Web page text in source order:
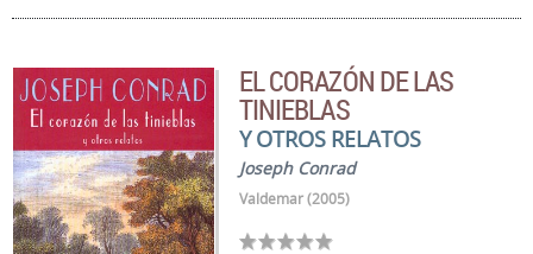
EL CORAZÓN DE LAS
TINIEBLAS
Y OTROS RELATOS
Joseph Conrad
Valdemar (2005)